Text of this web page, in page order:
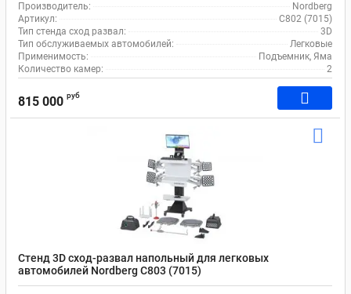
Производитель:
Nordberg
Артикул:
C802 (7015)
Тип стенда сход развал:
3D
Тип обслуживаемых автомобилей:
Легковые
Применимость:
Подъемник, Яма
Количество камер:
2
815 000 руб
Стенд 3D сход-развал напольный для легковых
автомобилей Nordberg C803 (7015)